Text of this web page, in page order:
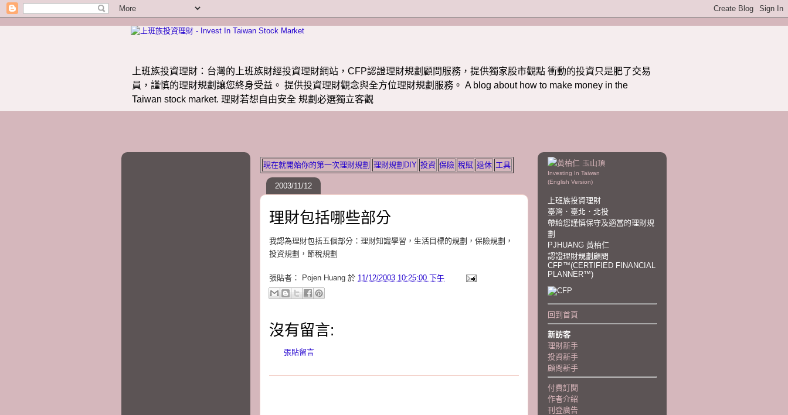
上班族投資理財：台灣的上班族財經投資理財網站，CFP認證理財規劃顧問服務，提供獨家股市觀點 衝動的投資只是肥了交易
員，謹慎的理財規劃讓您終身受益。 提供投資理財觀念與全方位理財規劃服務。 A blog about how to make money in the
Taiwan stock market. 理財若想自由安全 規劃必選獨立客觀
現在就開始你的第一次理財規劃 理財規劃DIY 投資 保險 稅賦 退休 工具
2003/11/12
理財包括哪些部分
我認為理財包括五個部分：理財知識學習，生活目標的規劃，保險規劃，
投資規劃，節稅規劃
張貼者： Pojen Huang 於 11/12/2003 10:25:00 下午
沒有留言:
張貼留言
Investing In Taiwan
(English Version)
上班族投資理財
臺灣．臺北．北投
帶給您謹慎保守及適當的理財規
劃
PJHUANG 黃柏仁
認證理財規劃顧問
CFP™(CERTIFIED FINANCIAL
PLANNER™)
回到首頁
新訪客
理財新手
投資新手
顧問新手
付費訂閱
作者介紹
刊登廣告